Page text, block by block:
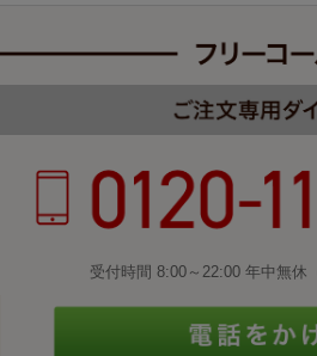
受付時間 8:00～22:00 年中無休